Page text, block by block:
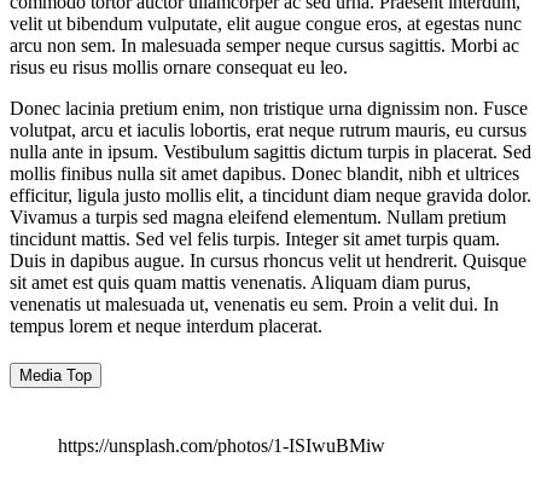
velit ut bibendum vulputate, elit augue congue eros, at egestas nunc
arcu non sem. In malesuada semper neque cursus sagittis. Morbi ac
risus eu risus mollis ornare consequat eu leo.
Donec lacinia pretium enim, non tristique urna dignissim non. Fusce
volutpat, arcu et iaculis lobortis, erat neque rutrum mauris, eu cursus
nulla ante in ipsum. Vestibulum sagittis dictum turpis in placerat. Sed
mollis finibus nulla sit amet dapibus. Donec blandit, nibh et ultrices
efficitur, ligula justo mollis elit, a tincidunt diam neque gravida dolor.
Vivamus a turpis sed magna eleifend elementum. Nullam pretium
tincidunt mattis. Sed vel felis turpis. Integer sit amet turpis quam.
Duis in dapibus augue. In cursus rhoncus velit ut hendrerit. Quisque
sit amet est quis quam mattis venenatis. Aliquam diam purus,
venenatis ut malesuada ut, venenatis eu sem. Proin a velit dui. In
tempus lorem et neque interdum placerat.
Media Top
https://unsplash.com/photos/1-ISIwuBMiw